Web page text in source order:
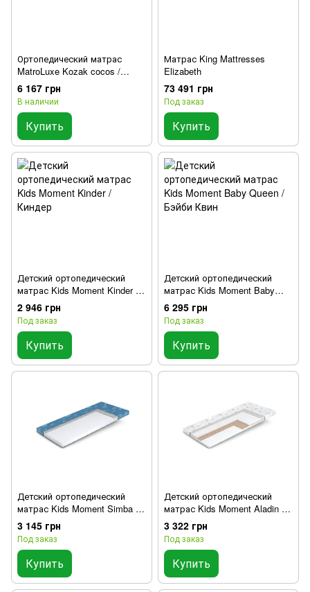
Ортопедический матрас
MatroLuxe Kozak cocos /
Козак кокос
6 167 грн
В наличии
Купить
Матрас King Mattresses
Elizabeth
73 491 грн
Под заказ
Купить
Детский ортопедический
матрас Kids Moment Kinder /
Киндер
2 946 грн
Под заказ
Купить
Детский ортопедический
матрас Kids Moment Baby
Queen / Бэйби Квин
6 295 грн
Под заказ
Купить
Детский ортопедический
матрас Kids Moment Simba /
Симба
3 145 грн
Под заказ
Купить
Детский ортопедический
матрас Kids Moment Aladin /
Аладин
3 322 грн
Под заказ
Купить